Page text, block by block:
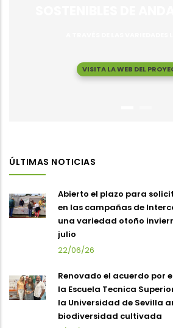
VISITA LA WEB DEL
ÚLTIMAS NOTICIAS
Abierto el plazo para
en las campañas de
una variedad otoño
julio
22/06/26
Renovado el acuerdo por
la Escuela Tecnica
la Universidad de Sevilla
biodiversidad cultivada